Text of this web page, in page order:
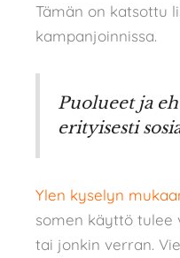
Tämän on katsottu
kampanjoinnissa.
Puolueet ja
erityisesti
Ylen kyselyn
somen käyttö tulee
tai jonkin verran.